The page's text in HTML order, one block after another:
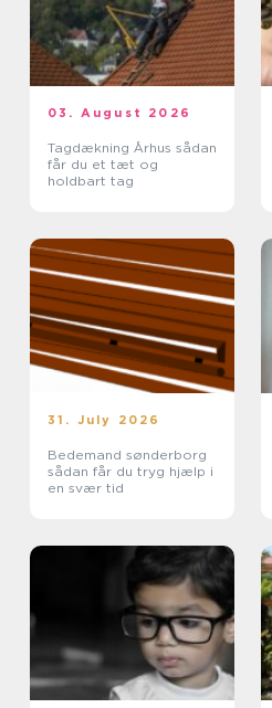
03. August 2026
Tagdækning Århus sådan
får du et tæt og
holdbart tag
31. July 2026
Bedemand sønderborg
sådan får du tryg hjælp i
en svær tid